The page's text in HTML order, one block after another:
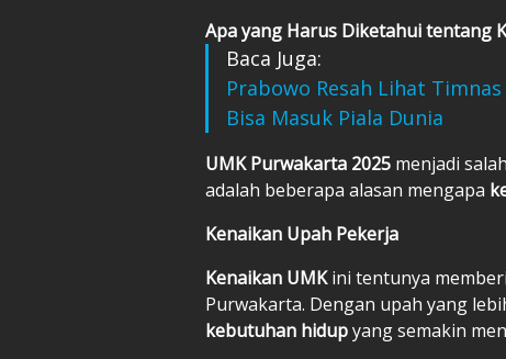
Apa yang Harus Diketahui tentang
Baca Juga:
Prabowo Resah Lihat
Bisa Masuk Piala Dunia
UMK Purwakarta 2025 menjadi
adalah beberapa alasan mengapa
Kenaikan Upah Pekerja
Kenaikan UMKini tentunya
Purwakarta. Dengan upah yang
kebutuhan hidupyang semakin